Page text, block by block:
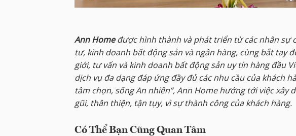
Ann Homeđược hình thành và phát triển từ các nhân sự
tư, kinh doanh bất động sản và ngân hàng, cùng bắt tay
giới, tư vấn và kinh doanh bất động sản uy tín hàng đầu
dịch vụ đa dạng đáp ứng đầy đủ các nhu cầu của khách
tâm chọn, sống An nhiên”, Ann Home hướng tới việc
gũi, thân thiện, tận tụy, vì sự thành công của khách hàng.
Có Thể Bạn Cũng Quan Tâm